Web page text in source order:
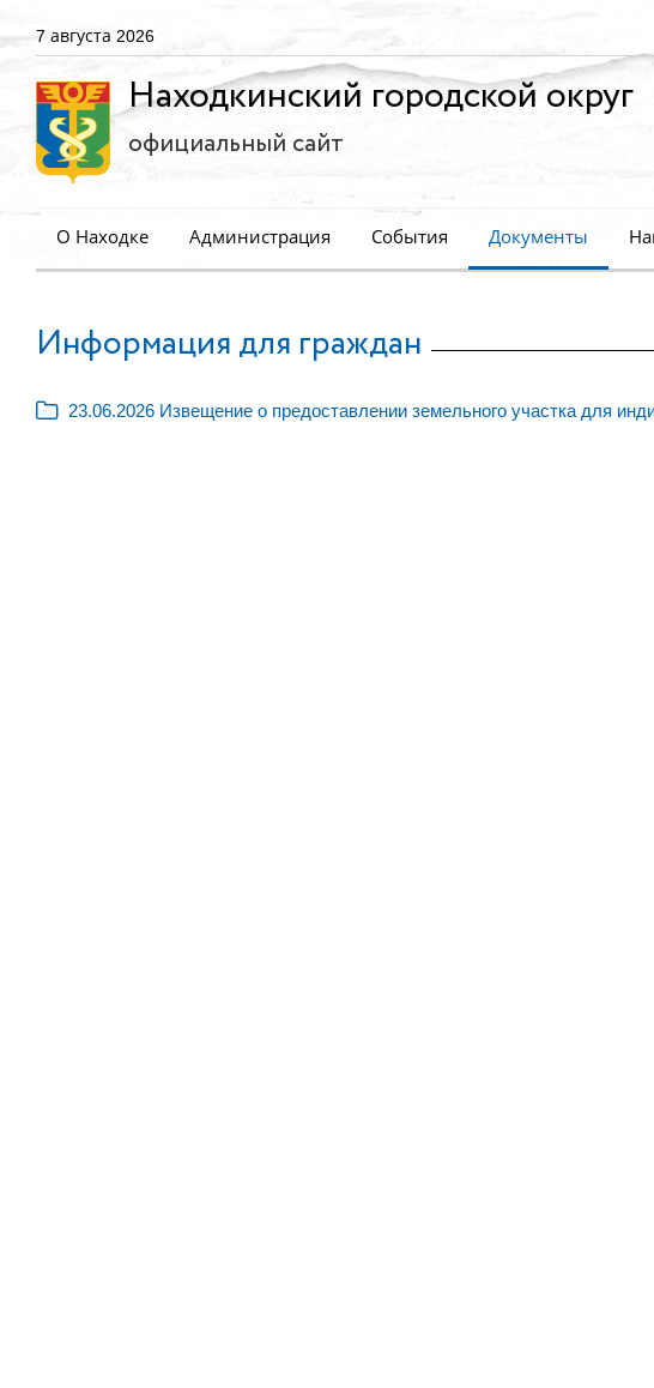
7 августа 2026
Находкинский городской округ
официальный сайт
О Находке Администрация События Документы
Информация для граждан
23.06.2026 Извещение о предоставлении земельного участка для